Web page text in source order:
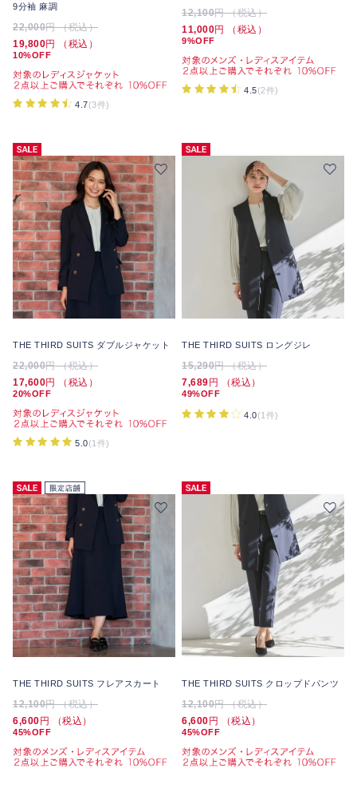
9分袖 麻調
22,000円 （税込）
19,800円 （税込）
10%OFF
4.7(3件)
12,100円 （税込）
11,000円 （税込）
9%OFF
4.5(2件)
THE THIRD SUITS ダブルジャケット
22,000円 （税込）
17,600円 （税込）
20%OFF
5.0(1件)
THE THIRD SUITS ロングジレ
15,290円 （税込）
7,689円 （税込）
49%OFF
4.0(1件)
THE THIRD SUITS フレアスカート
12,100円 （税込）
6,600円 （税込）
45%OFF
THE THIRD SUITS クロップドパンツ
12,100円 （税込）
6,600円 （税込）
45%OFF